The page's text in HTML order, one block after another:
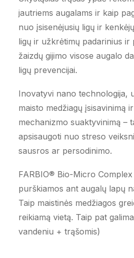
jautriems augalams ir kaip
nuo įsisenėjusių ligų ir
ligų ir užkrėtimų padarinius ir
žaizdų gijimo visose augalo
ligų prevencijai.
Inovatyvi nano technologija,
maisto medžiagų įsisavinimą
mechanizmo suaktyvinimą –
apsisaugoti nuo streso
sausros ar persodinimo.
FARBIO® Bio-Micro
purškiamos ant augalų lapų
Taip maistinės medžiagos
reikiamą vietą. Taip pat
vandeniu + trąšomis)